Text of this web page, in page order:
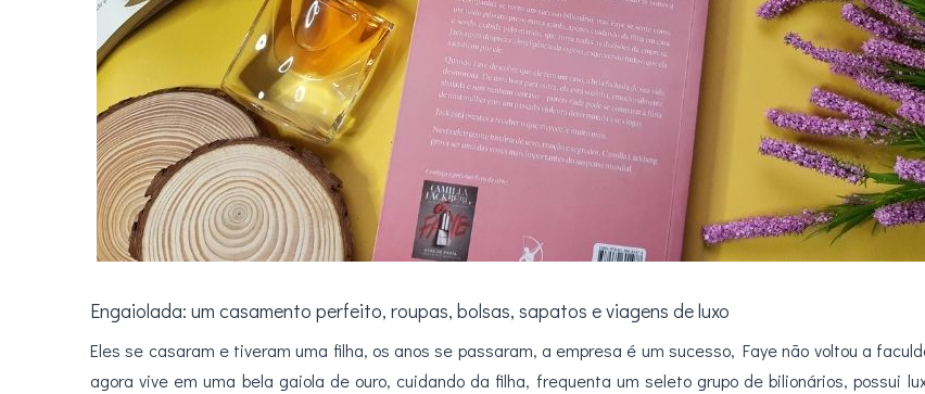
Engaiolada: um casamento perfeito, roupas, bolsas, sapatos e viagens de luxo
Eles se casaram e tiveram uma filha, os anos se passaram, a empresa é um sucesso, Faye não voltou a
agora vive em uma bela gaiola de ouro, cuidando da filha, frequenta um seleto grupo de bilionários, possui